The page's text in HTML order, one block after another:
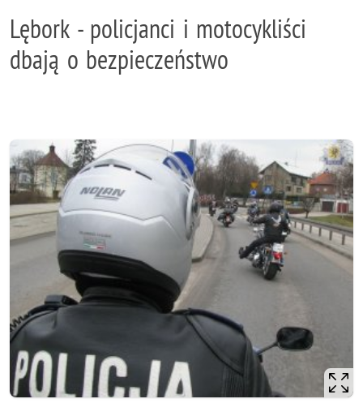
Lębork - policjanci i motocykliści
dbają o bezpieczeństwo